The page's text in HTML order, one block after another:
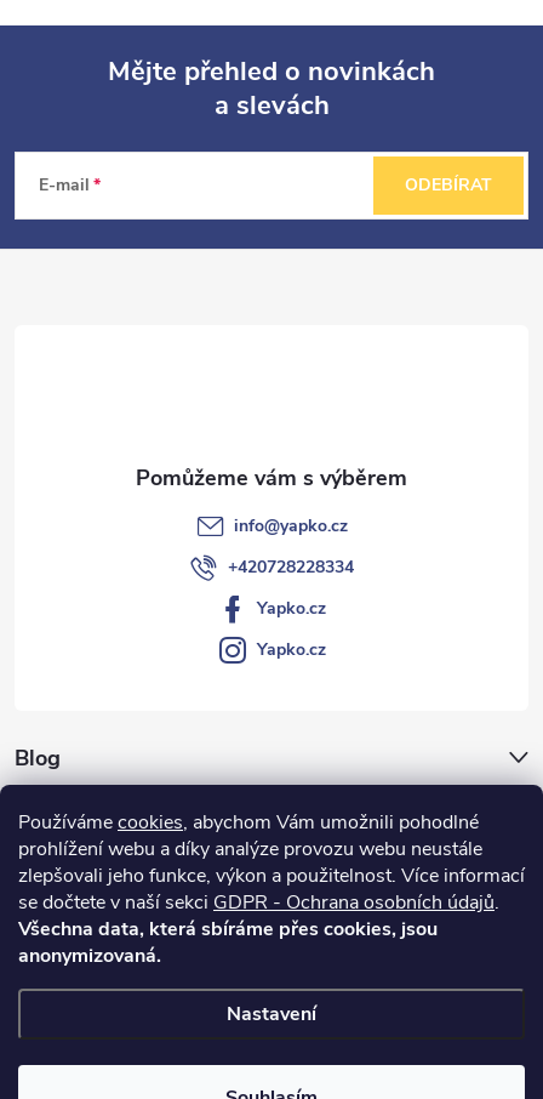
Používámecookies, abychom Vám umožnili pohodlné
prohlížení webu a díky analýze provozu webu neustále
zlepšovali jeho funkce, výkon a použitelnost. Více informací
se dočtete v naší sekci GDPR - Ochrana osobních údajů.
Všechna data, která sbíráme přes cookies, jsou
anonymizovaná.
Nastavení
p
Mějte přehled o novinkách
a slevách
E-mail ODEBÍRAT
Blog
Vše o nákupu
info@yapko.cz
+420728228334
Yapko.cz
Yapko.cz
cookies